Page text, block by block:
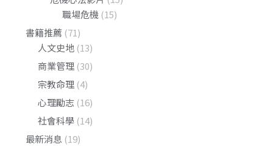
職場危機 (15)
書籍推薦 (71)
人文史地 (13)
商業管理 (30)
宗教命理 (4)
心理勵志 (16)
社會科學 (14)
最新消息 (19)